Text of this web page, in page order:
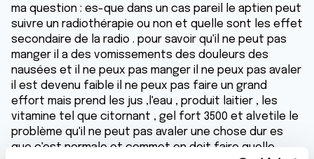
ma question : es-que dans un cas pareil le aptien peut
suivre un radiothérapie ou non et quelle sont les effet
secondaire de la radio . pour savoir qu'il ne peut pas
manger il a des vomissements des douleurs des
nausées et il ne peux pas manger il ne peux pas avaler
il est devenu faible il ne peux pas faire un grand
effort mais prend les jus ,l'eau , produit laitier , les
vitamine tel que citornant , gel fort 3500 et alvetile le
problème qu'il ne peut pas avaler une chose dur es
que c'est normale et commet en doit faire quelle